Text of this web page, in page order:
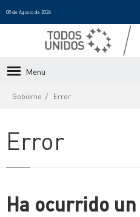
08 de Agosto de 2026
Menu
Gobierno Error
Error
Ha ocurrido